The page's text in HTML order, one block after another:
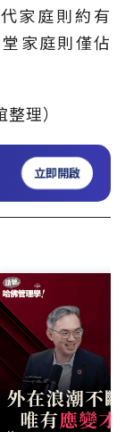
家庭則約有
家庭則僅佔
理）
立即開啟